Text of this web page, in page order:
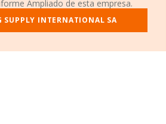
por debajo en el ranking de sectores
Carburants S.A. Ha mejorado en el
incrementando así su posición en
en cambio, adelanta empresas
Ampliado de esta empresa.
SUPPLY INTERNATIONAL SA